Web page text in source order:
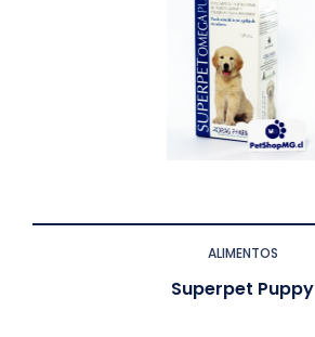
ALIMENTOS
Superpet Puppy